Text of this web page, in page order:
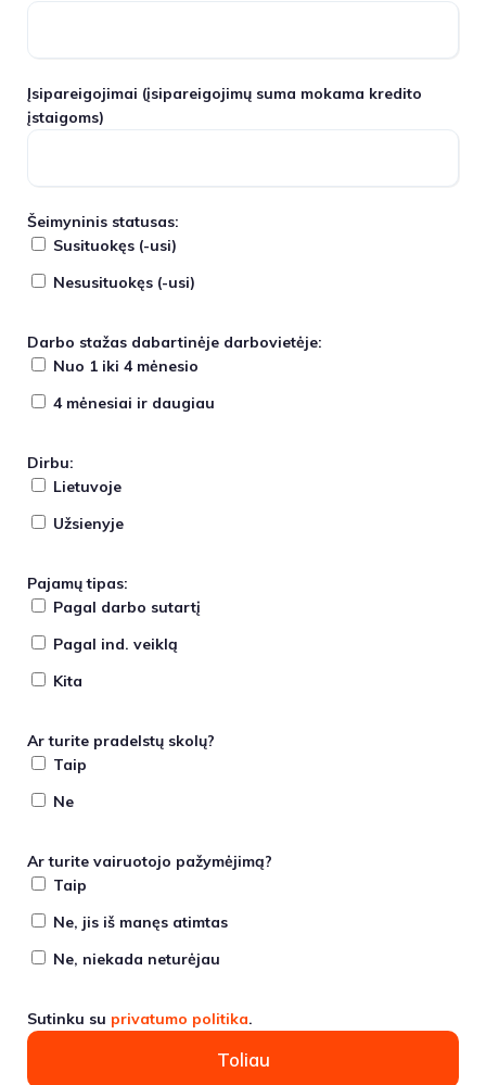
Įsipareigojimai (įsipareigojimų suma mokama kredito
įstaigoms)
Šeimyninis statusas:
Susituokęs (-usi)
Nesusituokęs (-usi)
Darbo stažas dabartinėje darbovietėje:
Nuo 1 iki 4 mėnesio
4 mėnesiai ir daugiau
Dirbu:
Lietuvoje
Užsienyje
Pajamų tipas:
Pagal darbo sutartį
Pagal ind. veiklą
Kita
Ar turite pradelstų skolų?
Taip
Ne
Ar turite vairuotojo pažymėjimą?
Taip
Ne, jis iš manęs atimtas
Ne, niekada neturėjau
Sutinku su privatumo politika.
Toliau